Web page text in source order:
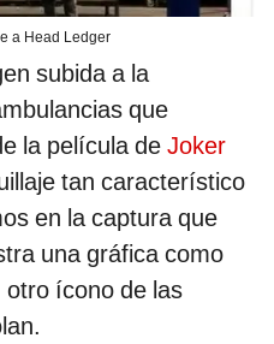
a Head Ledger
subida a la
que
la película de Joker
tan característico
en la captura que
una gráfica como
ícono de las